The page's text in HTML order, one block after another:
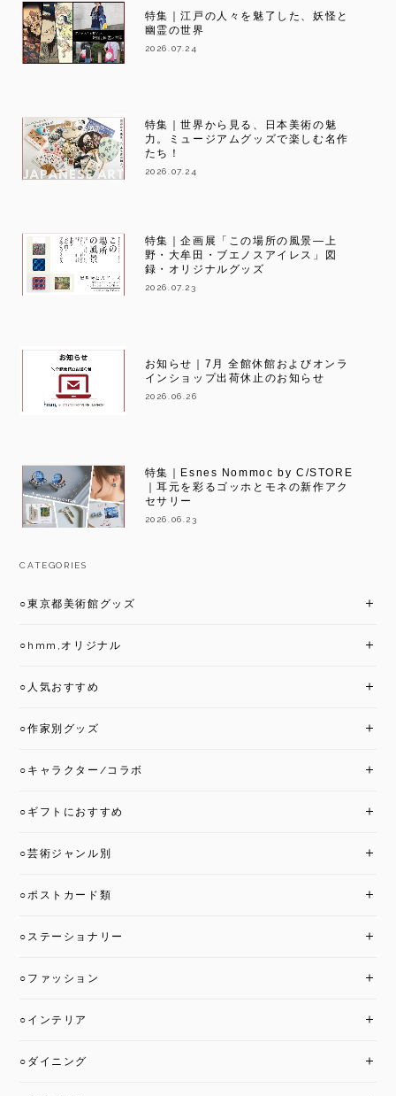
特集｜江戸の人々を魅了した、妖怪と
幽霊の世界
2026.07.24
特集｜世界から見る、日本美術の魅
力。ミュージアムグッズで楽しむ名作
たち！
2026.07.24
特集｜企画展「この場所の風景―上
野・大牟田・ブエノスアイレス」図
録・オリジナルグッズ
2026.07.23
お知らせ｜7月 全館休館およびオンラ
インショップ出荷休止のお知らせ
2026.06.26
特集｜Esnes Nommoc by C/STORE
｜耳元を彩るゴッホとモネの新作アク
セサリー
2026.06.23
CATEGORIES
○東京都美術館グッズ
○hmm,オリジナル
○人気おすすめ
○作家別グッズ
○キャラクター/コラボ
○ギフトにおすすめ
○芸術ジャンル別
○ポストカード類
○ステーショナリー
○ファッション
○インテリア
○ダイニング